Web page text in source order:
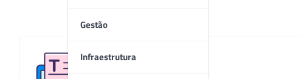
Gestão
Infraestrutura